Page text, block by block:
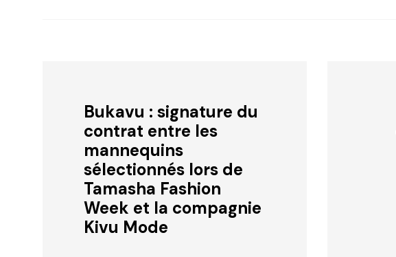
Bukavu : signature du
contrat entre les
mannequins
sélectionnés lors de
Tamasha Fashion
Week et la compagnie
Kivu Mode